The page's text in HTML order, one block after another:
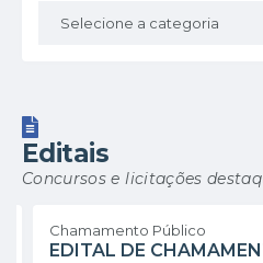
Editais
Concursos e licitações
Chamamento Público
EDITAL DE